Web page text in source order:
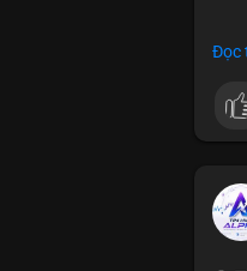
Đọc